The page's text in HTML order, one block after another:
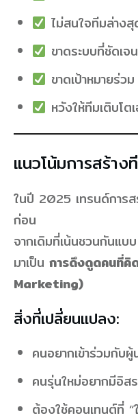
ไม่สนใจทีมล่างสุ
ขาดระบบที่ชัดเจ
ขาดเป้าหมายร่ว
หวังให้ทีมเติบโต
แนวโน้มการสร้า
ในปี 2025 เทรนด์การส
ก่อน
จากเดิมที่เน้นชวนกันแ
มาเป็น การดึงดูดคนที่
Marketing)
สิ่งที่เปลี่ยนแปลง:
คนอยากเข้าร่วมกับ
คนรุ่นใหม่อยากมีอิส
ต้องใช้คอนเทนต์ที่ “